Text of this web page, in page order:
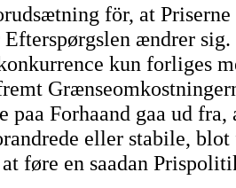
för, at Priserne
ændrer
kun forliges
paa Forhaand gaa ud
eller stabile,
føre en saadan